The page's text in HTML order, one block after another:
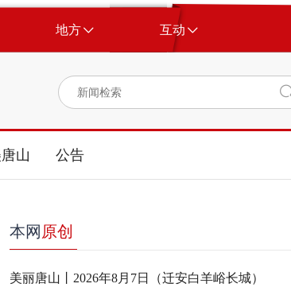
地方 互动
山 公告
本网 原创
美丽唐山丨2026年8月7日（迁安白羊峪长城）